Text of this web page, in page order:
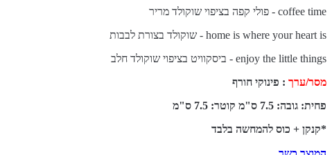
coffee time - פולי קפה בציפוי שוקולד מריר
home is where your heart is - שוקולד בצורת לבבות
enjoy the little things - ביסקוויט בציפוי שוקולד חלב
מסר/ערך : פינוקי חורף
פחית: גובה: 7.5 ס"מ קוטר: 7.5 ס"מ
*קנקן + כוס להמחשה בלבד